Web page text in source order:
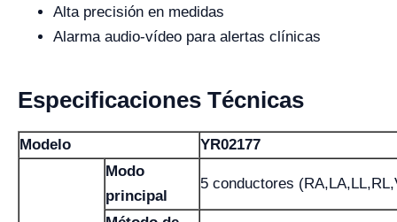
Alta precisión en medidas
Alarma audio-vídeo para alertas clínicas
Especificaciones Técnicas
Modelo
YR02177
Modo
principal
5 conductores